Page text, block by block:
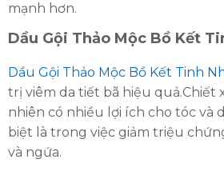
mạnh hơn.
Dầu Gội Thảo Mộc Bồ Kết
Dầu Gội Thảo Mộc Bồ Kết Tinh
trị viêm da tiết bã hiệu
nhiên có nhiều lợi ích cho tóc và
biệt là trong việc giảm triệu
và ngứa.